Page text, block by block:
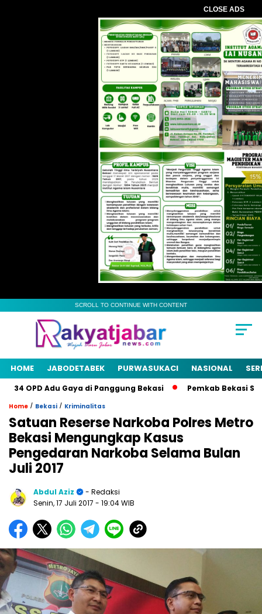
CLOSE ADS
SCROLL TO CONTINUE WITH CONTENT
HOME JABODETABEK PURWASUKACI NASIONAL
Adu Gaya di Panggung Bekasi Pemkab Bekasi Siapkan
Home / Bekasi / Kriminalitas
Satuan Reserse Narkoba Polres Metro
Bekasi Mengungkap Kasus
Pengedaran Narkoba Selama Bulan
Juli 2017
Abdul Aziz
- Redaksi
Senin, 17 Juli 2017 - 19:04 WIB